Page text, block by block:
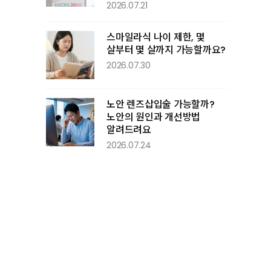
2026.07.21
스마일라식 나이 제한, 몇
살부터 몇 살까지 가능할까요?
2026.07.30
노안 렌즈삽입술 가능할까?
노안의 원인과 개선방법
알려드려요
2026.07.24